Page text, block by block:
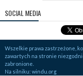
SOCIAL MEDIA
Wszelkie prawa zastrzeżone,
zawartych na stronie
zabronione.
Na silniku: windu.org